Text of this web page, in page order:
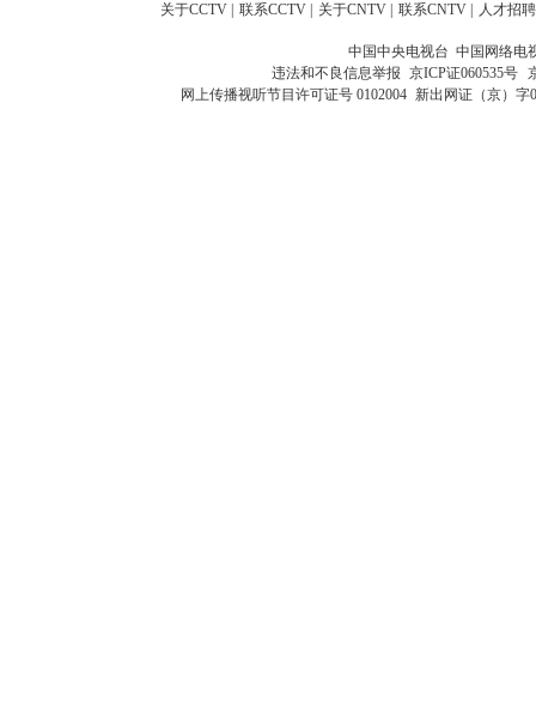
关于CCTV 联系CCTV 关于CNTV 联系CNTV 人才招聘
中国中央电视台 中国网络电
违法和不良信息举报 京ICP证060535号
网上传播视听节目许可证号 0102004 新出网证（京）